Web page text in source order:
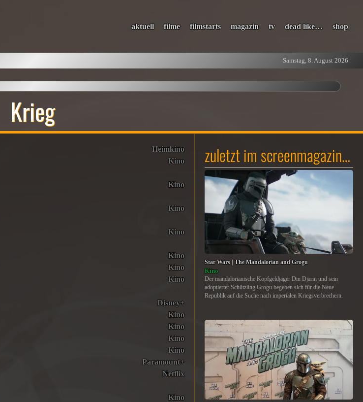
aktuell filme filmstarts magazin tv dead like… shop
Samstag, 8. August 2026
Krieg
Heimkino
Kino
Kino
Kino
Kino
Kino
Kino
Kino
Disney+
Kino
Kino
Kino
Kino
Paramount+
Netflix
Kino
zuletzt im screenmagazin…
Star Wars | The Mandalorian and Grogu
Kino
Der mandalorianische Kopfgeldjäger Din Djarin und sein
adoptierter Schützling Grogu begeben sich für die Neue
Republik auf die Suche nach imperialen Kriegsverbrechern.